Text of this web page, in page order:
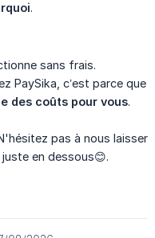
.
sans frais.
PaySika, c’est parce que
des coûts pour vous.
pas à nous laisser
en dessous😊.